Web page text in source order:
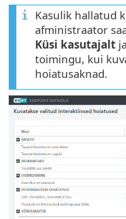
Kasulik hallatud
afministraator
Küsi kasutajalt
toimingu, kui
hoiatusaknad.